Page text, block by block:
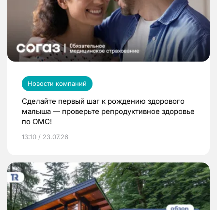
Новости компаний
Сделайте первый шаг к рождению здорового
малыша — проверьте репродуктивное здоровье
по ОМС!
13:10 / 23.07.26